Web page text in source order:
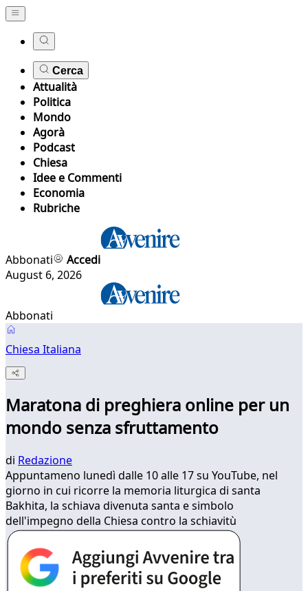
Cerca
Attualità
Politica
Mondo
Agorà
Podcast
Chiesa
Idee e Commenti
Economia
Rubriche
Abbonati
Accedi
August 6, 2026
Abbonati
Chiesa Italiana
Maratona di preghiera online per un
mondo senza sfruttamento
di Redazione
Appuntameno lunedì dalle 10 alle 17 su YouTube, nel
giorno in cui ricorre la memoria liturgica di santa
Bakhita, la schiava divenuta santa e simbolo
dell'impegno della Chiesa contro la schiavitù